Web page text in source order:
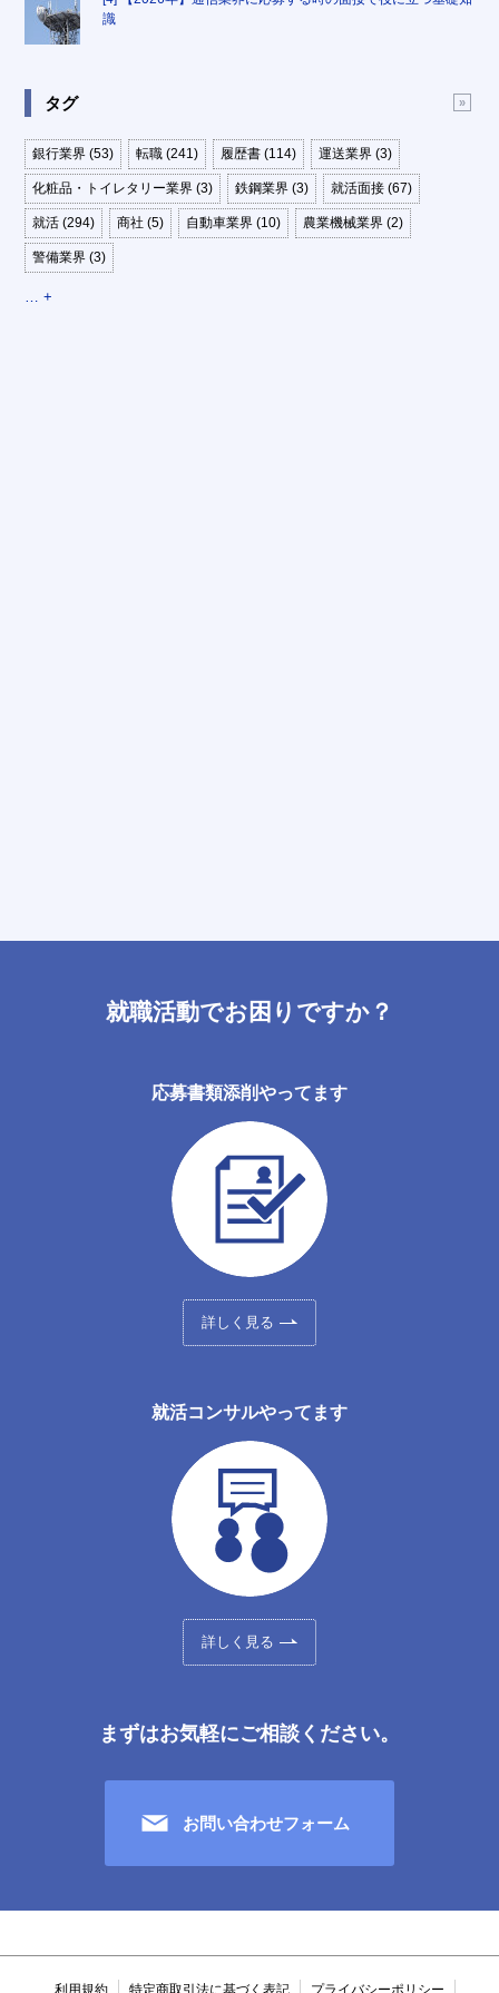
識
タグ
銀行業界 (53) 転職 (241) 履歴書 (114) 運送業界 (3)
化粧品・トイレタリー業界 (3) 鉄鋼業界 (3) 就活面接 (67)
就活 (294) 商社 (5) 自動車業界 (10) 農業機械業界 (2)
警備業界 (3)
… +
就職活動でお困りですか？
応募書類添削やってます
詳しく見る
就活コンサルやってます
詳しく見る
まずはお気軽にご相談ください。
お問い合わせフォーム